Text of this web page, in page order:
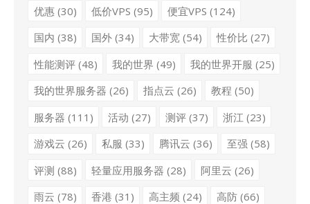
优惠(30) 低价VPS (95) 便宜VPS (124)
国内 (38) 国外(34) 大带宽(54) 性价比 (27)
性能测评(48) 我的世界 (49) 我的世界开服 (25)
我的世界服务器 (26) 指点云 (26) 教程 (50)
服务器 (111) 活动 (27) 测评(37) 浙江 (23)
游戏云 (26) 私服 (33) 腾讯云 (36) 至强 (58)
评测 (88) 轻量应用服务器 (28) 阿里云 (26)
雨云 (78) 香港 (31) 高主频 (24) 高防(66)